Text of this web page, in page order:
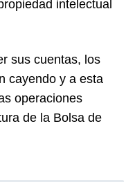
intelectual
sus cuentas, los
cayendo y a esta
operaciones
de la Bolsa de